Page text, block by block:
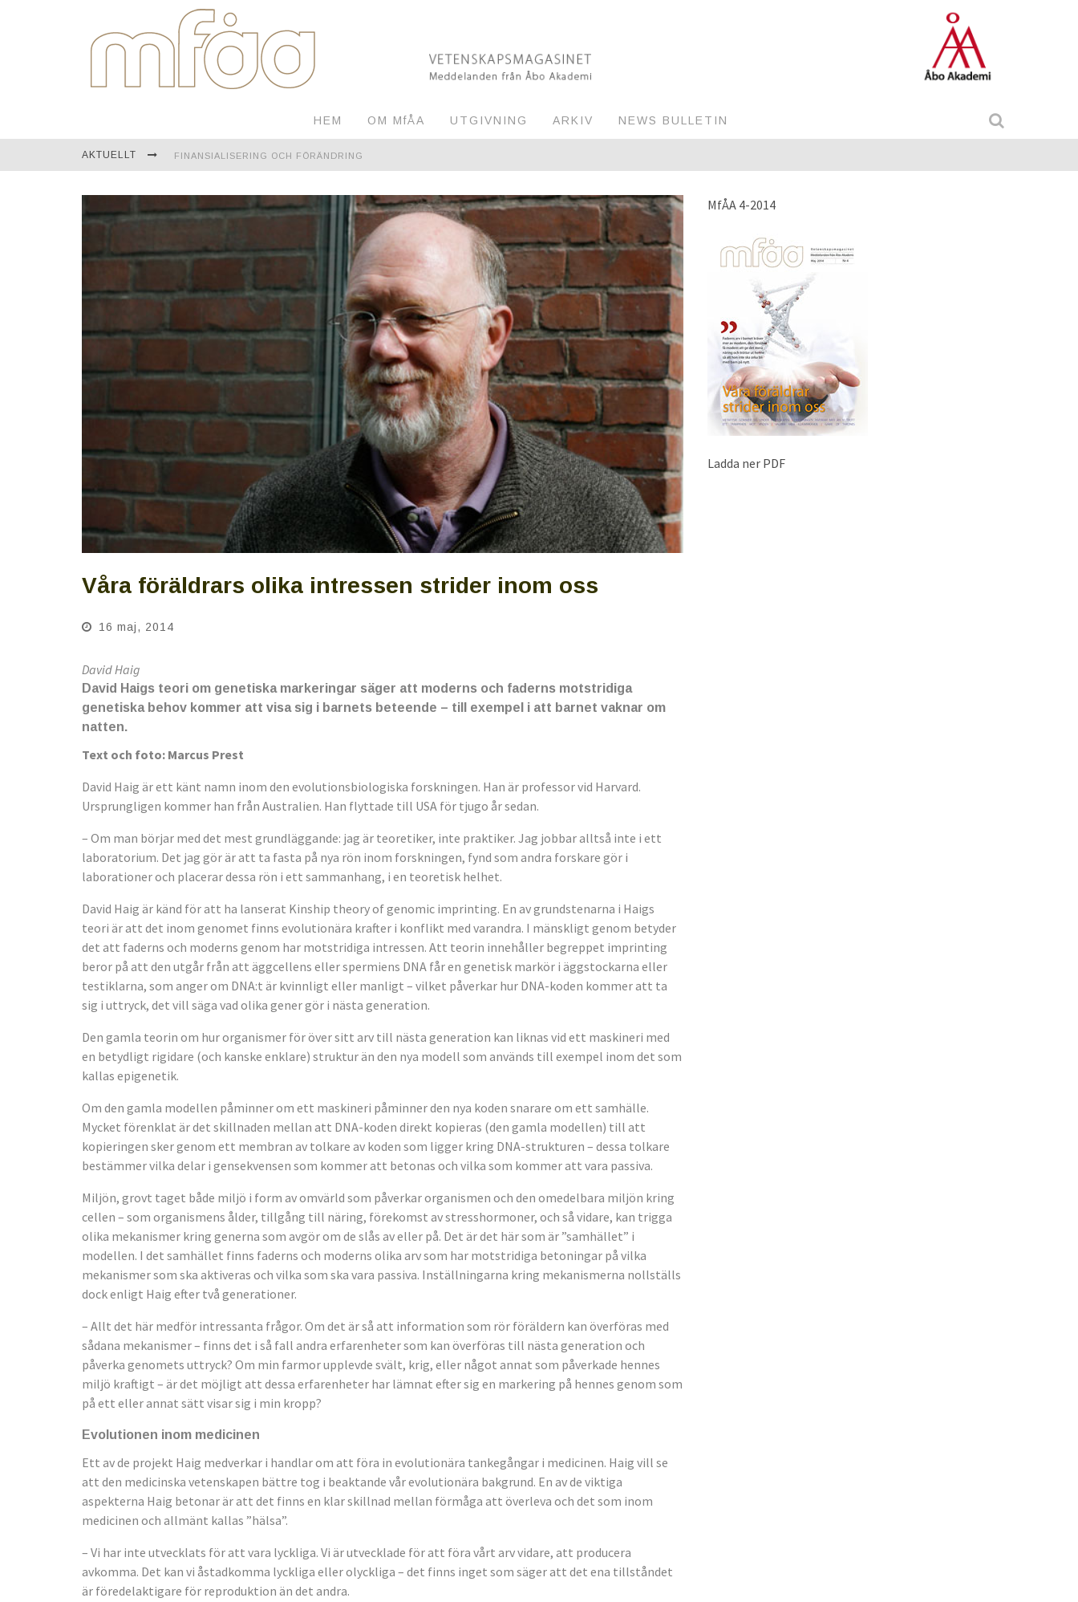
HEM OM MfÅA UTGIVNING ARKIV NEWS BULLETIN
AKTUELLT FINANSIALISERING OCH FÖRÄNDRING
TEKNOLOGI FÖR KONTINUERLIG ÖVERVAKNING AV MILJÖN
ÅBO AKADEMI FIRAR ETT FULLT SEKEL
Våra föräldrars olika intressen strider inom oss
16 maj, 2014
David Haig
David Haigs teori om genetiska markeringar säger att moderns och faderns motstridiga
genetiska behov kommer att visa sig i barnets beteende – till exempel i att barnet vaknar om
natten.
Text och foto: Marcus Prest
David Haig är ett känt namn inom den evolutionsbiologiska forskningen. Han är professor vid Harvard.
Ursprungligen kommer han från Australien. Han flyttade till USA för tjugo år sedan.
– Om man börjar med det mest grundläggande: jag är teoretiker, inte praktiker. Jag jobbar alltså inte i ett
laboratorium. Det jag gör är att ta fasta på nya rön inom forskningen, fynd som andra forskare gör i
laborationer och placerar dessa rön i ett sammanhang, i en teoretisk helhet.
David Haig är känd för att ha lanserat Kinship theory of genomic imprinting. En av grundstenarna i Haigs
teori är att det inom genomet finns evolutionära krafter i konflikt med varandra. I mänskligt genom betyder
det att faderns och moderns genom har motstridiga intressen. Att teorin innehåller begreppet imprinting
beror på att den utgår från att äggcellens eller spermiens DNA får en genetisk markör i äggstockarna eller
testiklarna, som anger om DNA:t är kvinnligt eller manligt – vilket påverkar hur DNA-koden kommer att ta
sig i uttryck, det vill säga vad olika gener gör i nästa generation.
Den gamla teorin om hur organismer för över sitt arv till nästa generation kan liknas vid ett maskineri med
en betydligt rigidare (och kanske enklare) struktur än den nya modell som används till exempel inom det som
kallas epigenetik.
Om den gamla modellen påminner om ett maskineri påminner den nya koden snarare om ett samhälle.
Mycket förenklat är det skillnaden mellan att DNA-koden direkt kopieras (den gamla modellen) till att
kopieringen sker genom ett membran av tolkare av koden som ligger kring DNA-strukturen – dessa tolkare
bestämmer vilka delar i gensekvensen som kommer att betonas och vilka som kommer att vara passiva.
Miljön, grovt taget både miljö i form av omvärld som påverkar organismen och den omedelbara miljön kring
cellen – som organismens ålder, tillgång till näring, förekomst av stresshormoner, och så vidare, kan trigga
olika mekanismer kring generna som avgör om de slås av eller på. Det är det här som är ”samhället” i
modellen. I det samhället finns faderns och moderns olika arv som har motstridiga betoningar på vilka
mekanismer som ska aktiveras och vilka som ska vara passiva. Inställningarna kring mekanismerna nollställs
dock enligt Haig efter två generationer.
– Allt det här medför intressanta frågor. Om det är så att information som rör föräldern kan överföras med
sådana mekanismer – finns det i så fall andra erfarenheter som kan överföras till nästa generation och
påverka genomets uttryck? Om min farmor upplevde svält, krig, eller något annat som påverkade hennes
miljö kraftigt – är det möjligt att dessa erfarenheter har lämnat efter sig en markering på hennes genom som
på ett eller annat sätt visar sig i min kropp?
Evolutionen inom medicinen
Ett av de projekt Haig medverkar i handlar om att föra in evolutionära tankegångar i medicinen. Haig vill se
att den medicinska vetenskapen bättre tog i beaktande vår evolutionära bakgrund. En av de viktiga
aspekterna Haig betonar är att det finns en klar skillnad mellan förmåga att överleva och det som inom
medicinen och allmänt kallas ”hälsa”.
– Vi har inte utvecklats för att vara lyckliga. Vi är utvecklade för att föra vårt arv vidare, att producera
avkomma. Det kan vi åstadkomma lyckliga eller olyckliga – det finns inget som säger att det ena tillståndet
är föredelaktigare för reproduktion än det andra.
MfÅA 4-2014
Ladda ner PDF